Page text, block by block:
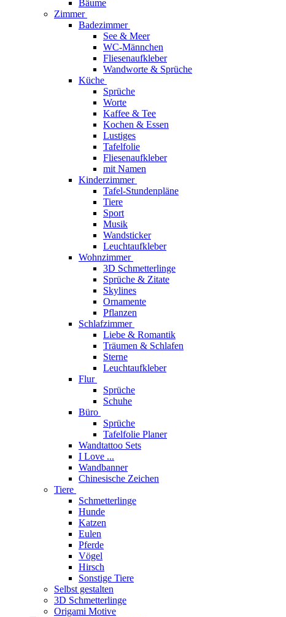
Bäume
Zimmer
Badezimmer
See & Meer
WC-Männchen
Fliesenaufkleber
Wandworte & Sprüche
Küche
Sprüche
Worte
Kaffee & Tee
Kochen & Essen
Lustiges
Tafelfolie
Fliesenaufkleber
mit Namen
Kinderzimmer
Tafel-Stundenpläne
Tiere
Sport
Musik
Wandsticker
Leuchtaufkleber
Wohnzimmer
3D Schmetterlinge
Sprüche & Zitate
Skylines
Ornamente
Pflanzen
Schlafzimmer
Liebe & Romantik
Träumen & Schlafen
Sterne
Leuchtaufkleber
Flur
Sprüche
Schuhe
Büro
Sprüche
Tafelfolie Planer
Wandtattoo Sets
I Love ...
Wandbanner
Chinesische Zeichen
Tiere
Schmetterlinge
Hunde
Katzen
Eulen
Pferde
Vögel
Hirsch
Sonstige Tiere
Selbst gestalten
3D Schmetterlinge
Origami Motive